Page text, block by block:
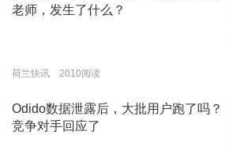
老师，发生了什么？
荷兰快讯 2010阅读
Odido数据泄露后，大批用户跑了吗？
竞争对手回应了